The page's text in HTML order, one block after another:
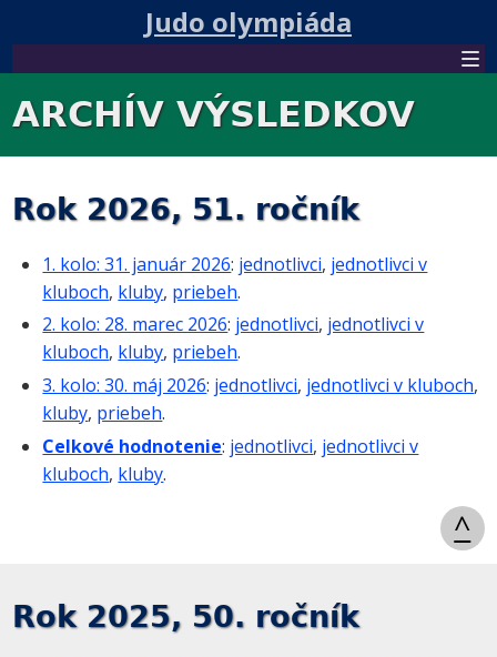
Judo olympiáda
ARCHÍV VÝSLEDKOV
Rok 2026, 51. ročník
1. kolo: 31. január 2026: jednotlivci, jednotlivci v
kluboch, kluby, priebeh.
2. kolo: 28. marec 2026: jednotlivci, jednotlivci v
kluboch, kluby, priebeh.
3. kolo: 30. máj 2026: jednotlivci, jednotlivci v kluboch,
kluby, priebeh.
Celkové hodnotenie: jednotlivci, jednotlivci v
kluboch, kluby.
^
Rok 2025, 50. ročník